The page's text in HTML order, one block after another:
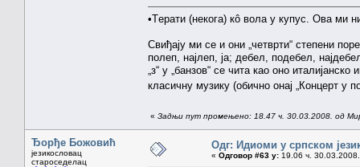
•Tерати (некога) кô вола у купус. Ова ми
Свиђају ми се и они „четврти“ степени
полеп, најлеп, ја; дебел, подебел,
„з“ у „банзов“ се чита као оно
класичну музику (обично онај „Концерт у
« Задњи пут промењено: 18.47 ч. 30.03.2008. од
Ђорђе Божовић
језикословац
староседелац
Одг: Идиоми у српском
« Одговор #63 у: 19.06 ч.